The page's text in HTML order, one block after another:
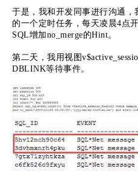
于是，我和开发同事进行沟通
的一个定时任务，每天凌晨4点
SQL增加no_merge的Hint。
第二天，我用视图
DBLINK等待事件。